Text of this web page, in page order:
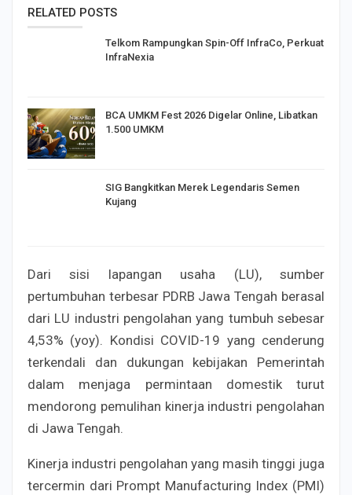
RELATED POSTS
Telkom Rampungkan Spin-Off InfraCo, Perkuat
InfraNexia
BCA UMKM Fest 2026 Digelar Online, Libatkan
1.500 UMKM
SIG Bangkitkan Merek Legendaris Semen
Kujang
Dari sisi lapangan usaha (LU), sumber
pertumbuhan terbesar PDRB Jawa Tengah berasal
dari LU industri pengolahan yang tumbuh sebesar
4,53% (yoy). Kondisi COVID-19 yang cenderung
terkendali dan dukungan kebijakan Pemerintah
dalam menjaga permintaan domestik turut
mendorong pemulihan kinerja industri pengolahan
di Jawa Tengah.
Kinerja industri pengolahan yang masih tinggi juga
tercermin dari Prompt Manufacturing Index (PMI)